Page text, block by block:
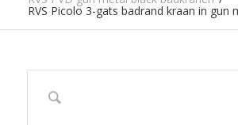
RVS Picolo 3-gats badrand kraan in gun